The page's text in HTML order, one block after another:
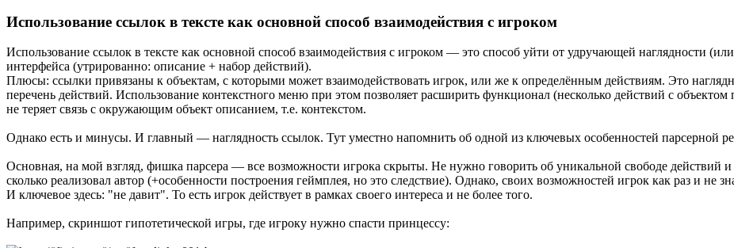
Использование ссылок в тексте как основной способ взаимодействия с игроком
Использование ссылок в тексте как основной способ взаимодействия с игроком — это способ уйти от удручающей наглядности
интерфейса (утрированно: описание + набор действий).
Плюсы: ссылки привязаны к объектам, с которыми может взаимодействовать игрок, или же к определённым действиям. Это
перечень действий. Использование контекстного меню при этом позволяет расширить функционал (несколько действий с
не теряет связь с окружающим объект описанием, т.е. контекстом.
Однако есть и минусы. И главный — наглядность ссылок. Тут уместно напомнить об одной из ключевых особенностей парсерной
Основная, на мой взгляд, фишка парсера — все возможности игрока скрыты. Не нужно говорить об уникальной свободе действий и
сколько реализовал автор (+особенности построения геймплея, но это следствие). Однако, своих возможностей игрок как раз и не
И ключевое здесь: "не давит". То есть игрок действует в рамках своего интереса и не более того.
Например, скриншот гипотетической игры, где игроку нужно спасти принцессу: